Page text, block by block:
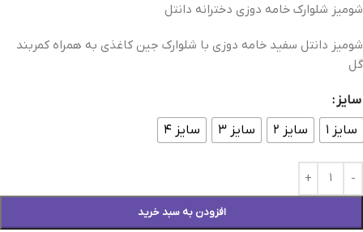
شومیز شلوارک خامه دوزی دخترانه دانتل
شومیز دانتل سفید خامه دوزی با شلوارک جین کاغذی به همراه کمربند
گل
سایز
سایز ۱
سایز ۲ سایز ۳ سایز ۴
افزودن به سبد خرید